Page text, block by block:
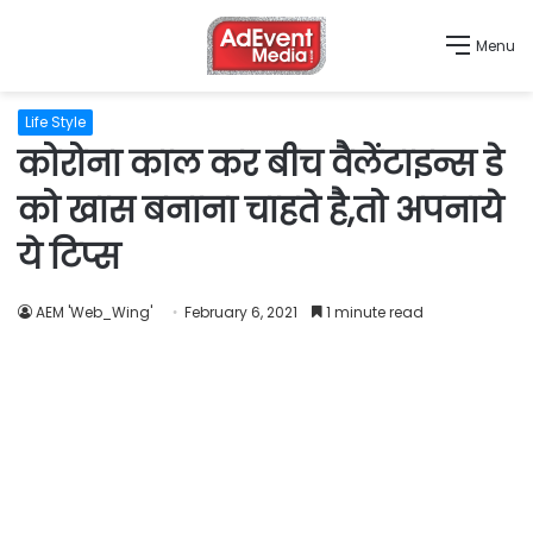
Menu
Life Style
कोरोना काल कर बीच वैलेंटाइन्स डे
को खास बनाना चाहते है,तो अपनाये
ये टिप्स
AEM 'Web_Wing' February 6, 2021 1 minute read